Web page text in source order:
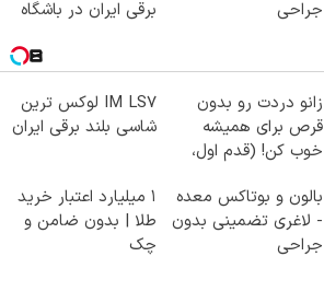
جراحی
برقی ایران در باشگاه
زانو دردت رو بدون
قرص برای همیشه
خوب کن! (قدم اول،
IM LS7 لوکس ترین
شاسی بلند برقی ایران
بالون و بوتاکس معده
- لاغری تضمینی بدون
جراحی
۱ میلیارد اعتبار خرید
طلا | بدون ضامن و
چک